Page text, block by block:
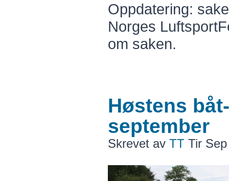
Oppdatering:
Norges
om saken.
Høstens
september
Skrevet av TT Tir